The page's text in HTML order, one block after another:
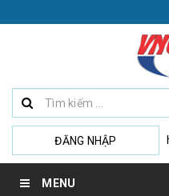
ĐĂNG NHẬP
MENU